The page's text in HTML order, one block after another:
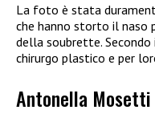
La foto è stata
che hanno storto il naso
della soubrette.
chirurgo plastico e per
Antonella